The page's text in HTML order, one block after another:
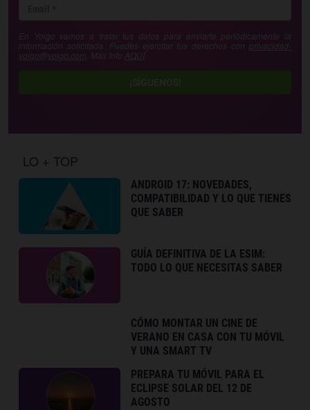
En Yoigo vamos a tratar tus datos para enviarte periódicamente la
información solicitada. Puedes ejercitar tus derechos con privacidad-
yoigo@yoigo.com . Más Info AQUÍ
¡SÍGUENOS!
LO + TOP
ANDROID 17: NOVEDADES,
COMPATIBILIDAD Y LO QUE TIENES
QUE SABER
GUÍA DEFINITIVA DE LA ESIM:
TODO LO QUE NECESITAS SABER
CÓMO MONTAR UN CINE DE
VERANO EN CASA CON TU MÓVIL
Y UNA SMART TV
PREPARA TU MÓVIL PARA EL
ECLIPSE SOLAR DEL 12 DE
AGOSTO